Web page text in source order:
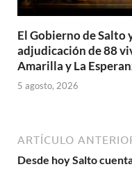
El Gobierno de Salto
adjudicación de 88
Amarilla y La
5 agosto, 2026
ARTÍCULO
Desde hoy Salto